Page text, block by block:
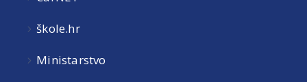
škole.hr
Ministarstvo